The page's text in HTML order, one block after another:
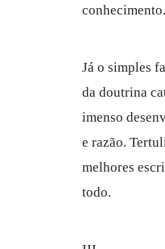
Já o simples
da doutrina
imenso
e razão.
melhores
todo.